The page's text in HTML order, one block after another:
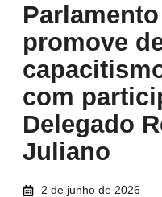
promove
com
Delegado
Juliano
2 de junho de 2026